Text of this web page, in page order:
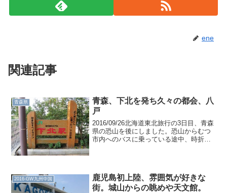
ene
関連記事
青森県
青森、下北を発ち久々の都会、八
戸
2016/09/26北海道東北旅行の3日目、青森
県の恐山を後にしました。恐山からむつ
市内へのバスに乗っている途中、時折携
「～番ホーム(っ...
2016-GW九州中国
鹿児島初上陸、雰囲気が好きな
街。城山からの眺めや天文館。